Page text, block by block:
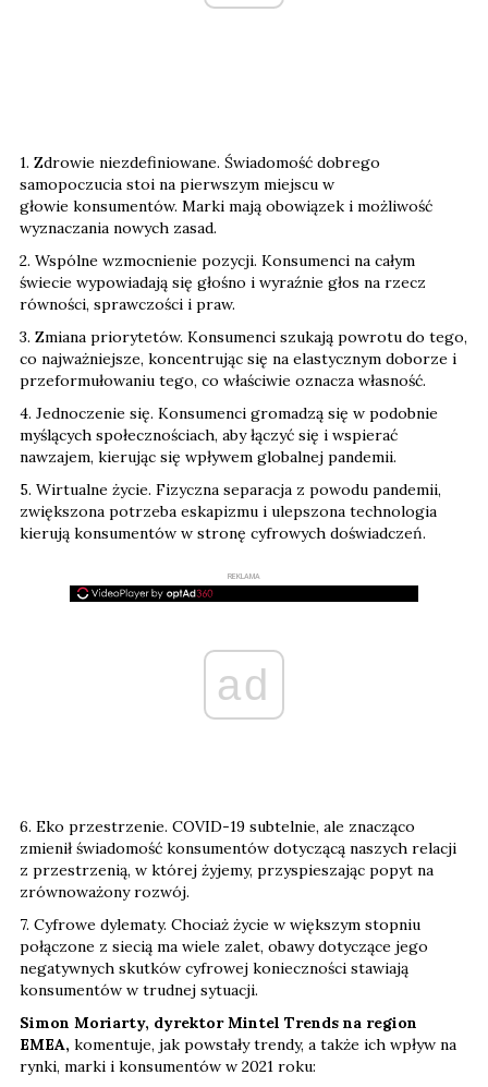
1. Zdrowie niezdefiniowane. Świadomość dobrego
samopoczucia stoi na pierwszym miejscu w
głowie konsumentów. Marki mają obowiązek i możliwość
wyznaczania nowych zasad.
2. Wspólne wzmocnienie pozycji. Konsumenci na całym
świecie wypowiadają się głośno i wyraźnie głos na rzecz
równości, sprawczości i praw.
3. Zmiana priorytetów. Konsumenci szukają powrotu do tego,
co najważniejsze, koncentrując się na elastycznym doborze i
przeformułowaniu tego, co właściwie oznacza własność.
4. Jednoczenie się. Konsumenci gromadzą się w podobnie
myślących społecznościach, aby łączyć się i wspierać
nawzajem, kierując się wpływem globalnej pandemii.
5. Wirtualne życie. Fizyczna separacja z powodu pandemii,
zwiększona potrzeba eskapizmu i ulepszona technologia
kierują konsumentów w stronę cyfrowych doświadczeń.
REKLAMA
ad
6. Eko przestrzenie. COVID-19 subtelnie, ale znacząco
zmienił świadomość konsumentów dotyczącą naszych relacji
z przestrzenią, w której żyjemy, przyspieszając popyt na
zrównoważony rozwój.
7. Cyfrowe dylematy. Chociaż życie w większym stopniu
połączone z siecią ma wiele zalet, obawy dotyczące jego
negatywnych skutków cyfrowej konieczności stawiają
konsumentów w trudnej sytuacji.
Simon Moriarty, dyrektor Mintel Trends na region
EMEA, komentuje, jak powstały trendy, a także ich wpływ na
rynki, marki i konsumentów w 2021 roku: